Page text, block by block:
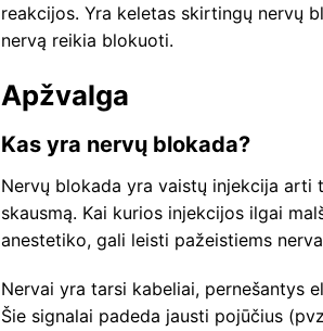
reakcijos. Yra keletas skirtingų nervų
nervą reikia blokuoti.
Apžvalga
Kas yra nervų blokada?
Nervų blokada yra vaistų injekcija arti
skausmą. Kai kurios injekcijos ilgai
anestetiko, gali leisti pažeistiems
Nervai yra tarsi kabeliai, pernešantys
Šie signalai padeda jausti pojūčius